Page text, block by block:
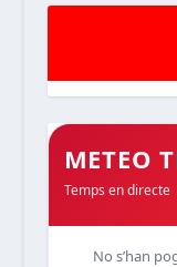
METEO
Temps en directe
No s’han